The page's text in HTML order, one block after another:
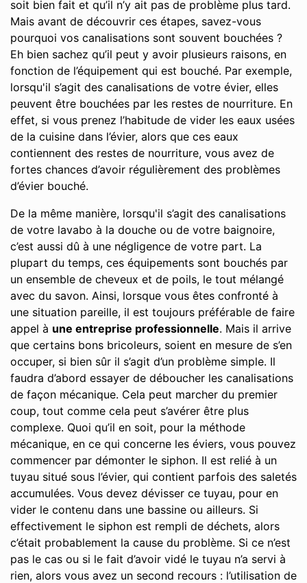
soit bien fait et qu’il n’y ait pas de problème plus tard.
Mais avant de découvrir ces étapes, savez-vous
pourquoi vos canalisations sont souvent bouchées ?
Eh bien sachez qu’il peut y avoir plusieurs raisons, en
fonction de l’équipement qui est bouché. Par exemple,
lorsqu'il s’agit des canalisations de votre évier, elles
peuvent être bouchées par les restes de nourriture. En
effet, si vous prenez l’habitude de vider les eaux usées
de la cuisine dans l’évier, alors que ces eaux
contiennent des restes de nourriture, vous avez de
fortes chances d’avoir régulièrement des problèmes
d’évier bouché.
De la même manière, lorsqu'il s’agit des canalisations
de votre lavabo à la douche ou de votre baignoire,
c’est aussi dû à une négligence de votre part. La
plupart du temps, ces équipements sont bouchés par
un ensemble de cheveux et de poils, le tout mélangé
avec du savon. Ainsi, lorsque vous êtes confronté à
une situation pareille, il est toujours préférable de faire
appel à une entreprise professionnelle. Mais il arrive
que certains bons bricoleurs, soient en mesure de s’en
occuper, si bien sûr il s’agit d’un problème simple. Il
faudra d’abord essayer de déboucher les canalisations
de façon mécanique. Cela peut marcher du premier
coup, tout comme cela peut s’avérer être plus
complexe. Quoi qu’il en soit, pour la méthode
mécanique, en ce qui concerne les éviers, vous pouvez
commencer par démonter le siphon. Il est relié à un
tuyau situé sous l’évier, qui contient parfois des saletés
accumulées. Vous devez dévisser ce tuyau, pour en
vider le contenu dans une bassine ou ailleurs. Si
effectivement le siphon est rempli de déchets, alors
c’était probablement la cause du problème. Si ce n’est
pas le cas ou si le fait d’avoir vidé le tuyau n’a servi à
rien, alors vous avez un second recours : l’utilisation de